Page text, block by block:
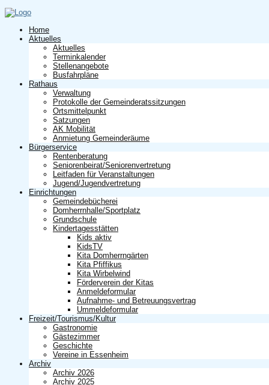
Home
Aktuelles
Aktuelles
Terminkalender
Stellenangebote
Busfahrpläne
Rathaus
Verwaltung
Protokolle der Gemeinderatssitzungen
Ortsmittelpunkt
Satzungen
AK Mobilität
Anmietung Gemeinderäume
Bürgerservice
Rentenberatung
Seniorenbeirat/Seniorenvertretung
Leitfaden für Veranstaltungen
Jugend/Jugendvertretung
Einrichtungen
Gemeindebücherei
Domherrnhalle/Sportplatz
Grundschule
Kindertagesstätten
Kids aktiv
KidsTV
Kita Domherrngärten
Kita Pfiffikus
Kita Wirbelwind
Förderverein der Kitas
Anmeldeformular
Aufnahme- und Betreuungsvertrag
Ummeldeformular
Freizeit/Tourismus/Kultur
Gastronomie
Gästezimmer
Geschichte
Vereine in Essenheim
Archiv
Archiv 2026
Archiv 2025